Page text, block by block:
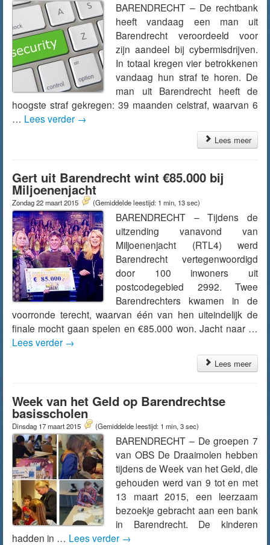
BARENDRECHT – De rechtbank
heeft vandaag een man uit
Barendrecht veroordeeld voor
zijn aandeel bij cybermisdrijven.
In totaal kregen vier betrokkenen
vandaag hun straf te horen. De
man uit Barendrecht heeft de
hoogste straf gekregen: 39 maanden celstraf, waarvan 6
… Lees verder →
Lees meer
Gert uit Barendrecht wint €85.000 bij
Miljoenenjacht
Zondag 22 maart 2015 (Gemiddelde leestijd: 1 min, 13 sec)
BARENDRECHT – Tijdens de
uitzending vanavond van
Miljoenenjacht (RTL4) werd
Barendrecht vertegenwoordigd
door 100 inwoners uit
postcodegebied 2992. Twee
Barendrechters kwamen in de
voorronde terecht, waarvan één van hen uiteindelijk de
finale mocht gaan spelen en €85.000 won. Jacht naar …
Lees verder →
Lees meer
Week van het Geld op Barendrechtse
basisscholen
Dinsdag 17 maart 2015 (Gemiddelde leestijd: 1 min, 3 sec)
BARENDRECHT – De groepen 7
van OBS De Draaimolen hebben
tijdens de Week van het Geld, die
gehouden werd van 9 tot en met
13 maart 2015, een leerzaam
bezoekje gebracht aan een bank
in Barendrecht. De kinderen
hadden in … Lees verder →